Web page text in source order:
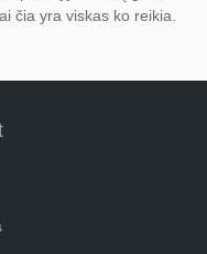
čia yra viskas ko reikia.